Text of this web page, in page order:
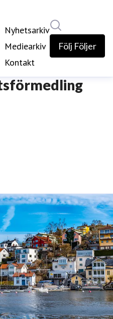
Nyhetsarkiv
Mediearkiv
Kontakt
Följ Följer